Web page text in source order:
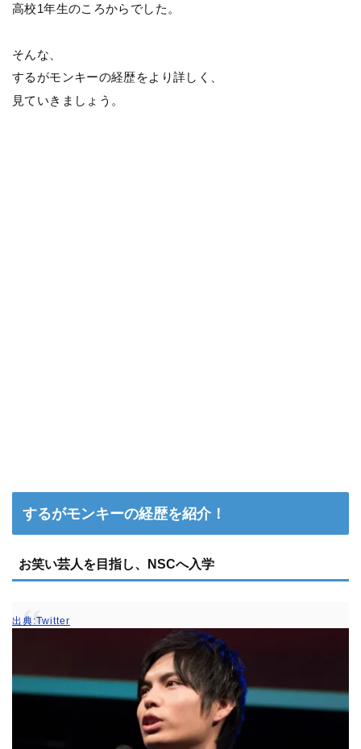
高校1年生のころからでした。
そんな、
するがモンキーの経歴をより詳しく、
見ていきましょう。
するがモンキーの経歴を紹介！
お笑い芸人を目指し、NSCへ入学
出典:Twitter